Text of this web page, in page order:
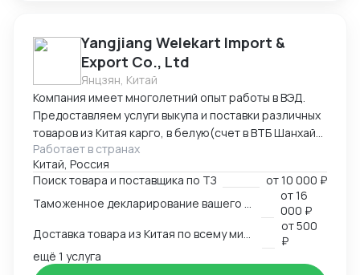
Yangjiang Welekart Import &
Export Co., Ltd
Янцзян, Китай
Компания имеет многолетний опыт работы в ВЭД.
Предоставляем услуги выкупа и поставки различных
товаров из Китая карго, в белую(счет в ВТБ Шанхай),
под ключ. Помогаем с оформлением различных
сертификатов на территории КНР. В частности, из
за территориального расположения компании,
специализируемся на кухонной утвари, ножах,
маникюрные металлические инструменты и т.п.;
стоматологических металлических инструментах.
Работает в странах
Китай, Россия
Поиск товара и поставщика по ТЗ
от10 000 ₽
от16
000 ₽
от500
₽
ещё 1 услуга